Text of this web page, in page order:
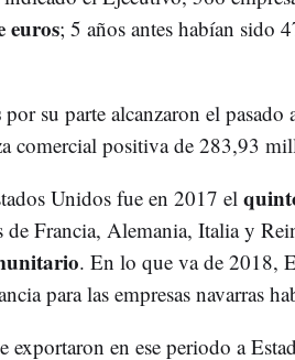
euros; 5 años antes habían sido
por su parte alcanzaron el pasado
comercial positiva de 283,93
Unidos fue en 2017 el
de Francia, Alemania, Italia y
. En lo que va de 2018,
para las empresas navarras
exportaron en ese periodo a